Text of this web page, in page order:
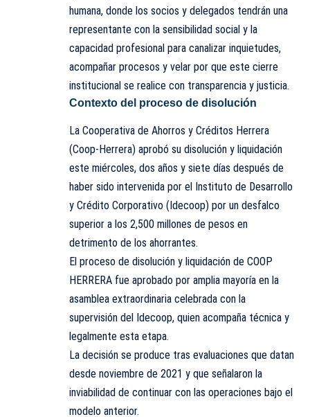
humana, donde los socios y delegados tendrán una
representante con la sensibilidad social y la
capacidad profesional para canalizar inquietudes,
acompañar procesos y velar por que este cierre
institucional se realice con transparencia y justicia.
Contexto del proceso de disolución
La Cooperativa de Ahorros y Créditos Herrera
(Coop-Herrera) aprobó su disolución y liquidación
este miércoles, dos años y siete días después de
haber sido intervenida por el Instituto de Desarrollo
y Crédito Corporativo (Idecoop) por un desfalco
superior a los 2,500 millones de pesos en
detrimento de los ahorrantes.
El proceso de disolución y liquidación de COOP
HERRERA fue aprobado por amplia mayoría en la
asamblea extraordinaria celebrada con la
supervisión del Idecoop, quien acompaña técnica y
legalmente esta etapa.
La decisión se produce tras evaluaciones que datan
desde noviembre de 2021 y que señalaron la
inviabilidad de continuar con las operaciones bajo el
modelo anterior.